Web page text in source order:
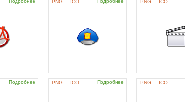
Подробнее PNG ICO Подробнее PNG ICO
Подробнее PNG ICO Подробнее PNG ICO